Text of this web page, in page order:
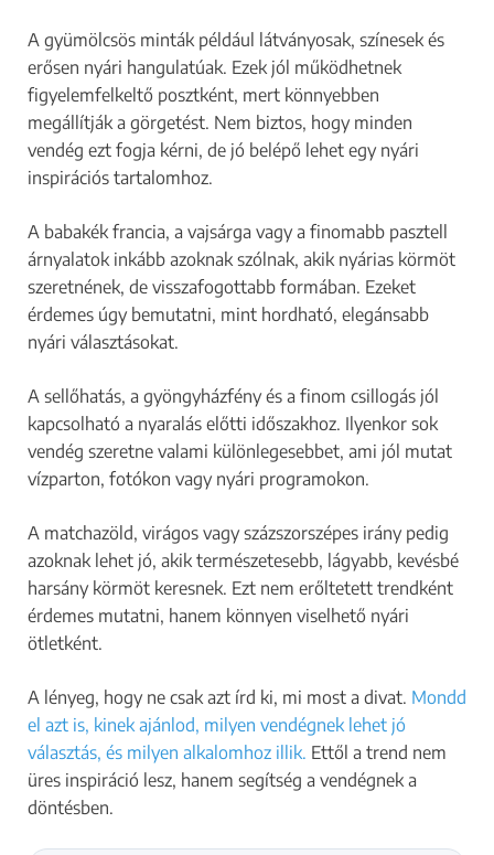
A gyümölcsös minták például látványosak, színesek és
erősen nyári hangulatúak. Ezek jól működhetnek
figyelemfelkeltő posztként, mert könnyebben
megállítják a görgetést. Nem biztos, hogy minden
vendég ezt fogja kérni, de jó belépő lehet egy nyári
inspirációs tartalomhoz.
A babakék francia, a vajsárga vagy a finomabb pasztell
árnyalatok inkább azoknak szólnak, akik nyárias körmöt
szeretnének, de visszafogottabb formában. Ezeket
érdemes úgy bemutatni, mint hordható, elegánsabb
nyári választásokat.
A sellőhatás, a gyöngyházfény és a finom csillogás jól
kapcsolható a nyaralás előtti időszakhoz. Ilyenkor sok
vendég szeretne valami különlegesebbet, ami jól mutat
vízparton, fotókon vagy nyári programokon.
A matchazöld, virágos vagy százszorszépes irány pedig
azoknak lehet jó, akik természetesebb, lágyabb, kevésbé
harsány körmöt keresnek. Ezt nem erőltetett trendként
érdemes mutatni, hanem könnyen viselhető nyári
ötletként.
A lényeg, hogy ne csak azt írd ki, mi most a divat. Mondd
el azt is, kinek ajánlod, milyen vendégnek lehet jó
választás, és milyen alkalomhoz illik. Ettől a trend nem
üres inspiráció lesz, hanem segítség a vendégnek a
döntésben.